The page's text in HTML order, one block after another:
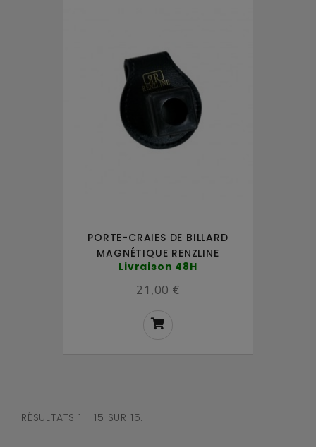
PORTE-CRAIES DE BILLARD
MAGNÉTIQUE RENZLINE
Livraison 48H
21,00 €
RÉSULTATS 1 - 15 SUR 15.